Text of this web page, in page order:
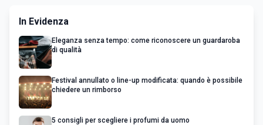
In Evidenza
Eleganza senza tempo: come riconoscere un guardaroba
di qualità
Festival annullato o line-up modificata: quando è possibile
chiedere un rimborso
5 consigli per scegliere i profumi da uomo